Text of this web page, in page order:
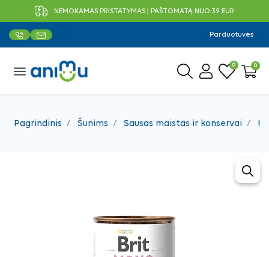
NEMOKAMAS PRISTATYMAS Į PAŠTOMATĄ NUO 39 EUR
Parduotuvės
menu 0 0
Pagrindinis Šunims Sausas maistas ir konservai